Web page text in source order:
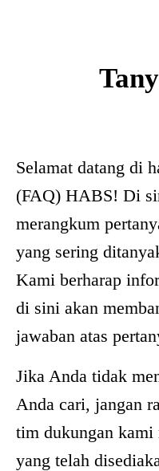
Selamat datang di
(FAQ) HABS! Di
merangkum
yang sering
Kami berharap
di sini akan
jawaban atas
Jika Anda tidak
Anda cari, jangan
tim dukungan
yang telah